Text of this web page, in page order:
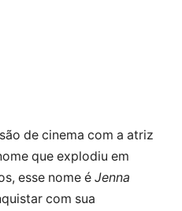
de cinema com a atriz
que explodiu em
esse nome é Jenna
com sua